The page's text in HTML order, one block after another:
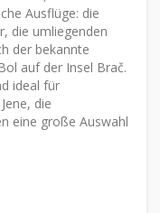
Ausflüge: die
die umliegenden
der bekannte
auf der Insel Brač.
ideal für
die
eine große Auswahl